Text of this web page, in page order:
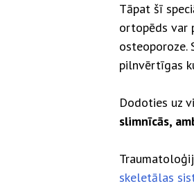
Tāpat šī
ortopēds var
osteoporoze.
pilnvērtīgas
Dodoties uz
slimnīcās,
skeletālas